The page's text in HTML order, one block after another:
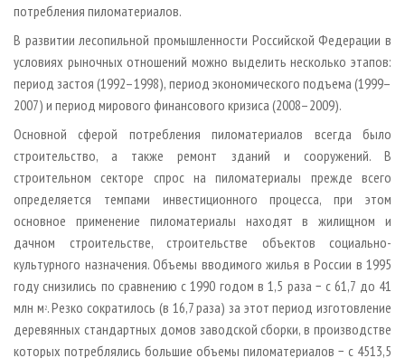
потребления пиломатериалов.
В развитии лесопильной промышленности Российской Федерации в
условиях рыночных отношений можно выделить несколько этапов:
период застоя (1992–1998), период экономического подъема (1999–
2007) и период мирового финансового кризиса (2008–2009).
Основной сферой потребления пиломатериалов всегда было
строительство, а также ремонт зданий и сооружений. В
строительном секторе спрос на пиломатериалы прежде всего
определяется темпами инвестиционного процесса, при этом
основное применение пиломатериалы находят в жилищном и
дачном строительстве, строительстве объектов социально­
культурного назначения. Объемы вводимого жилья в России в 1995
году снизились по сравнению с 1990 годом в 1,5 раза − с 61,7 до 41
млн м2. Резко сократилось (в 16,7 раза) за этот период изготовление
деревянных стандартных домов заводской сборки, в производстве
которых потреблялись большие объемы пиломатериалов − с 4513,5